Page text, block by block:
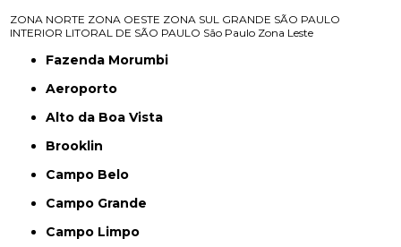
ZONA NORTE ZONA OESTE ZONA SUL GRANDE SÃO PAULO
INTERIOR LITORAL DE SÃO PAULO São Paulo Zona Leste
Fazenda Morumbi
Aeroporto
Alto da Boa Vista
Brooklin
Campo Belo
Campo Grande
Campo Limpo